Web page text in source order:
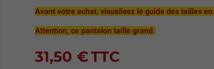
Avant votre achat, visualisez le guide des tailles en
Attention, ce pantalon taille grand.
31,50 €TTC